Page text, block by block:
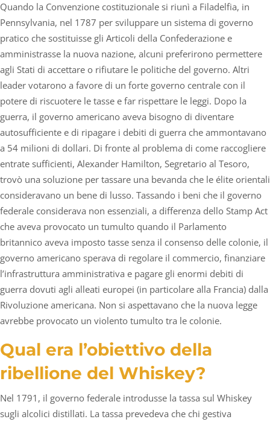
Quando la Convenzione costituzionale si riunì a Filadelfia, in
Pennsylvania, nel 1787 per sviluppare un sistema di governo
pratico che sostituisse gli Articoli della Confederazione e
amministrasse la nuova nazione, alcuni preferirono permettere
agli Stati di accettare o rifiutare le politiche del governo. Altri
leader votarono a favore di un forte governo centrale con il
potere di riscuotere le tasse e far rispettare le leggi. Dopo la
guerra, il governo americano aveva bisogno di diventare
autosufficiente e di ripagare i debiti di guerra che ammontavano
a 54 milioni di dollari. Di fronte al problema di come raccogliere
entrate sufficienti, Alexander Hamilton, Segretario al Tesoro,
trovò una soluzione per tassare una bevanda che le élite orientali
consideravano un bene di lusso. Tassando i beni che il governo
federale considerava non essenziali, a differenza dello Stamp Act
che aveva provocato un tumulto quando il Parlamento
britannico aveva imposto tasse senza il consenso delle colonie, il
governo americano sperava di regolare il commercio, finanziare
l’infrastruttura amministrativa e pagare gli enormi debiti di
guerra dovuti agli alleati europei (in particolare alla Francia) dalla
Rivoluzione americana. Non si aspettavano che la nuova legge
avrebbe provocato un violento tumulto tra le colonie.
Qual era l’obiettivo della
ribellione del Whiskey?
Nel 1791, il governo federale introdusse la tassa sul Whiskey
sugli alcolici distillati. La tassa prevedeva che chi gestiva